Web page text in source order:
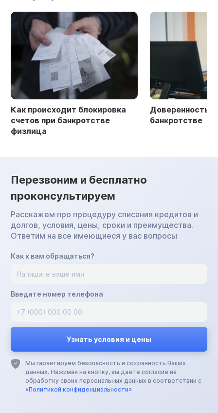
Как происходит блокировка
счетов при банкротстве
физлица
Доверенность
банкротстве
Перезвоним и бесплатно
проконсультируем
Расскажем про процедуру списания кредитов и
долгов, условия, цены, сроки и преимущества.
Ответим на все имеющиеся у вас вопросы
Как к вам обращаться?
Введите номер телефона
Мы гарантируем безопасность и сохранность Ваших
данных. Нажимая на кнопку, вы даете согласие на
обработку своих персональных данных в соответствии с
«Политикой конфиденциальности»